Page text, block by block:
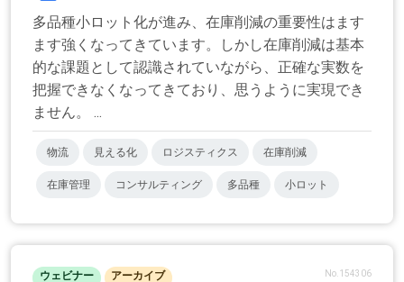
多品種小ロット化が進み、在庫削減の重要性はます
ます強くなってきています。しかし在庫削減は基本
的な課題として認識されていながら、正確な実数を
把握できなくなってきており、思うように実現でき
ません。 ...
物流 見える化 ロジスティクス 在庫削減
在庫管理 コンサルティング 多品種 小ロット
ウェビナー アーカイブ No.154306